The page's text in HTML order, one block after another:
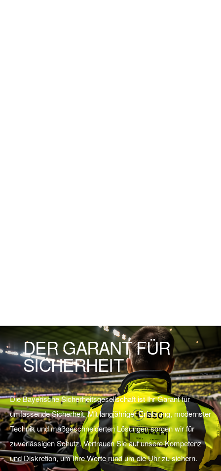
DER GARANT FÜR
SICHERHEIT
Die Bayerische Sicherheitsgesellschaft ist Ihr Garant für
umfassende Sicherheit. Mit langjähriger Erfahrung, modernster
Technik und maßgeschneiderten Lösungen sorgen wir für
zuverlässigen Schutz. Vertrauen Sie auf unsere Kompetenz
und Diskretion, um Ihre Werte rund um die Uhr zu sichern.